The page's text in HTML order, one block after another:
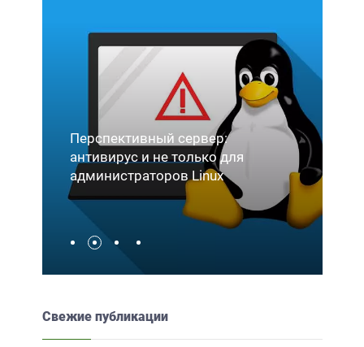
Deepin 23: Выпускает функции на
базе искусственного интеллекта
Свежие публикации